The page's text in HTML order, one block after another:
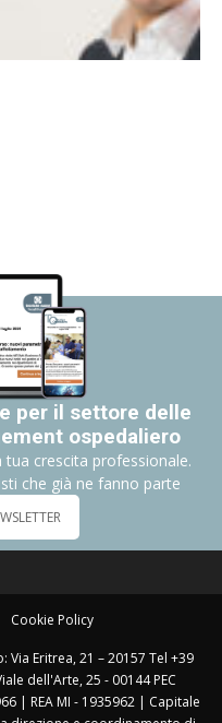
per il settore delle
ospedaliero
crescita professionale.
che già ne fanno parte
Cookie Policy
Eritrea, 21 – 20157 Tel +39
dell'Arte, 25 - 00144 PEC
| REA MI - 1935962 | Capitale